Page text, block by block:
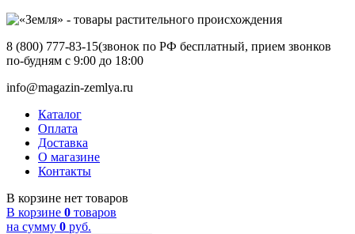
8 (800) 777-83-15(звонок по РФ бесплатный, прием звонков
по-будням с 9:00 до 18:00
info@magazin-zemlya.ru
Каталог
Оплата
Доставка
О магазине
Контакты
В корзине нет товаров
В корзине 0 товаров
на сумму 0 руб.